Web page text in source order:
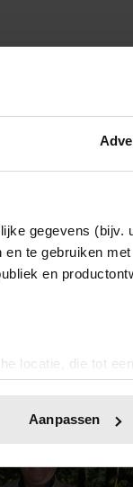
gegevens (bijv.
te gebruiken
en
locatie, die tot
scannen op
de
personaliseren,
Aanpassen
tv? Dan wil je dit